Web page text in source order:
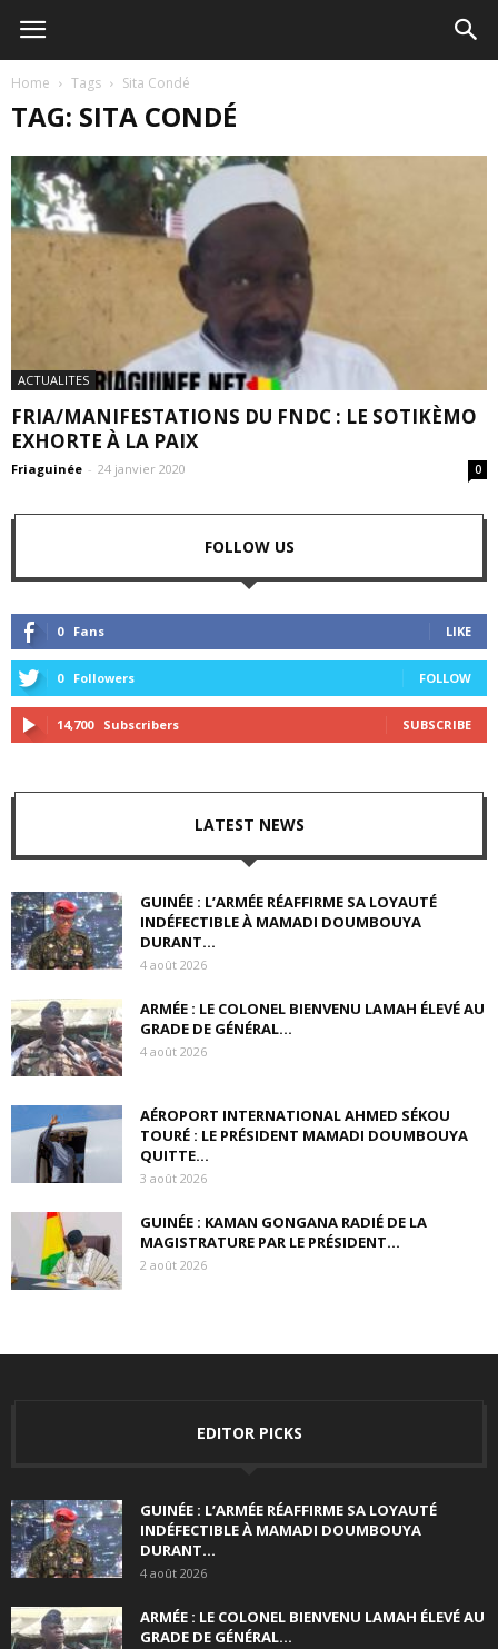
Home Tags Sita Condé
TAG: SITA CONDÉ
ACTUALITES
FRIA/MANIFESTATIONS DU FNDC : LE SOTIKÈMO
EXHORTE À LA PAIX
Friaguinée - 24 janvier 2020 0
FOLLOW US
0 Fans LIKE
0 Followers FOLLOW
14,700 Subscribers SUBSCRIBE
LATEST NEWS
GUINÉE : L’ARMÉE RÉAFFIRME SA LOYAUTÉ
INDÉFECTIBLE À MAMADI DOUMBOUYA
DURANT...
4 août 2026
ARMÉE : LE COLONEL BIENVENU LAMAH ÉLEVÉ AU
GRADE DE GÉNÉRAL...
4 août 2026
AÉROPORT INTERNATIONAL AHMED SÉKOU
TOURÉ : LE PRÉSIDENT MAMADI DOUMBOUYA
QUITTE...
3 août 2026
GUINÉE : KAMAN GONGANA RADIÉ DE LA
MAGISTRATURE PAR LE PRÉSIDENT...
2 août 2026
EDITOR PICKS
GUINÉE : L’ARMÉE RÉAFFIRME SA LOYAUTÉ
INDÉFECTIBLE À MAMADI DOUMBOUYA
DURANT...
4 août 2026
ARMÉE : LE COLONEL BIENVENU LAMAH ÉLEVÉ AU
GRADE DE GÉNÉRAL...